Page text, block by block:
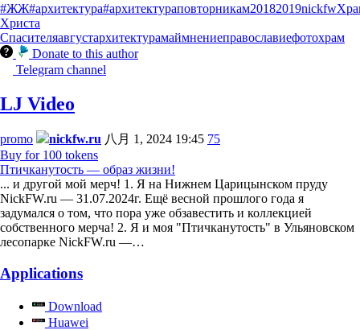
#ЖЖ#архитектура#архитектураповторникам20182019nickfw
Христа
Спасителяавгустархитектурамаймнениеправославиефотохрам
Donate to this author
Telegram channel
LJ Video
promo nickfw.ru 八月 1, 2024 19:45 75
Buy for 100 tokens
Птичканутость — образ жизни!
... и другой мой мерч! 1. Я на Нижнем Царицынском пруду
NickFW.ru — 31.07.2024г. Ещё весной прошлого года я
задумался о том, что пора уже обзавестить и коллекцией
собственного мерча! 2. Я и моя "Птичканутость" в Ульяновском
лесопарке NickFW.ru —…
Applications
Download
Huawei